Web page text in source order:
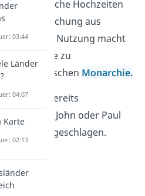
wie königliche Hochzeiten
Diese Mischung aus
und aktiver Nutzung macht
Palace zu
der britischen Monarchie.
wurden bereits
wie Elton John oder Paul
geschlagen.
03:44
Länder
04:07
Karte
02:13